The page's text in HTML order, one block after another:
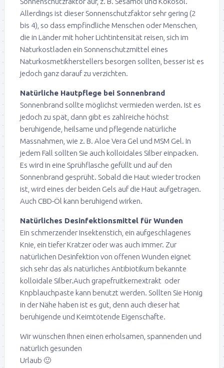
Allerdings ist dieser Sonnenschutzfaktor sehr gering (2
bis 4), so dass empfindliche Menschen oder Menschen,
die in Länder mit hoher Lichtintensität reisen, sich im
Naturkostladen ein Sonnenschutzmittel eines
Naturkosmetikherstellers besorgen sollten, besser ist es
jedoch ganz darauf zu verzichten.
Natürliche Hautpflege bei Sonnenbrand
Sonnenbrand sollte möglichst vermieden werden. Ist es
jedoch zu spät, dann gibt es zahlreiche höchst
beruhigende, heilsame und pflegende natürliche
Massnahmen, wie z. B. Aloe Vera Gel und MSM Gel. In
jedem Fall sollten Sie auch kolloidales Silber einpacken.
Es wird in eine Sprühflasche gefüllt und auf den
Sonnenbrand gesprüht. Sobald die Haut wieder trocken
ist, wird eines der beiden Gels auf die Haut aufgetragen.
Auch CBD-Öl kann beruhigend wirken.
Natürliches Desinfektionsmittel für Wunden
Ein schmerzender Insektenstich, ein aufgeschlagenes
Knie, ein tiefer Kratzer oder was auch immer. Zur
natürlichen Desinfektion von offenen Wunden eignet
sich sehr das als natürliches Antibiotikum bekannte
kolloidale Silber.Auch grapefruitkernextrakt oder
Knpblauchpaste kann benutzt werden. Sollten Sie Honig
in der Nähe haben ist es gut, denn auch dieser hat
beruhigende und Keimtötende Eigenschafte.
Wir wünschen Ihnen einen erholsamen, spannenden und
natürlich gesunden
Urlaub 🙂